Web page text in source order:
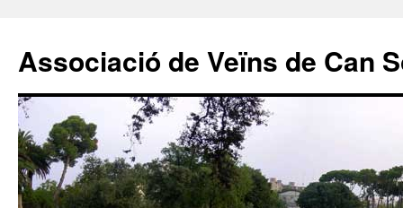
Associació de Veïns de Can